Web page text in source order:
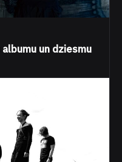
un dziesmu